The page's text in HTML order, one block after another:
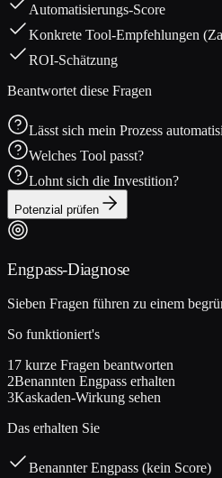
Automatisierungs-Score
Konkrete Tool-Empfehlungen
ROI-Schätzung
Beantwortet diese Fragen
Lässt sich mein Prozess
Welches Tool passt?
Lohnt sich die Investition?
Potenzial prüfen
Engpass-Diagnose
Sieben Fragen führen zu einem
So funktioniert's
1 7 kurze Fragen beantworten
2Benannten Engpass erhalten
3Kaskaden-Wirkung sehen
Das erhalten Sie
Benannter Engpass (kein Score)